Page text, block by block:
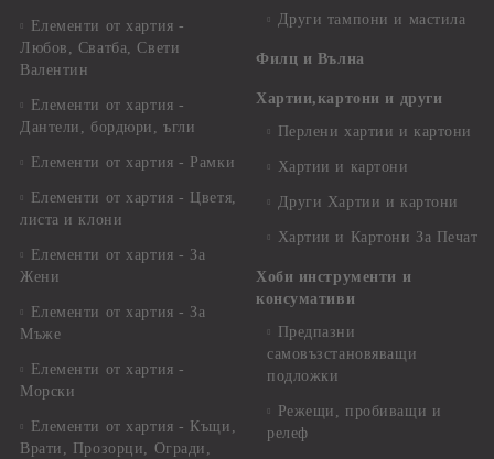
Елементи от хартия -
Любов, Сватба, Свети
Валентин
Елементи от хартия -
Дантели, бордюри, ъгли
Елементи от хартия - Рамки
Елементи от хартия - Цветя,
листа и клони
Елементи от хартия - За
Жени
Елементи от хартия - За
Мъже
Елементи от хартия -
Морски
Елементи от хартия - Къщи,
Врати, Прозорци, Огради,
Други тампони и мастила
Филц и Вълна
Хартии,картони и други
Перлени хартии и картони
Хартии и картони
Други Хартии и картони
Хартии и Картони За Печат
Хоби инструменти и
консумативи
Предпазни
самовъзстановяващи
подложки
Режещи, пробиващи и
релеф